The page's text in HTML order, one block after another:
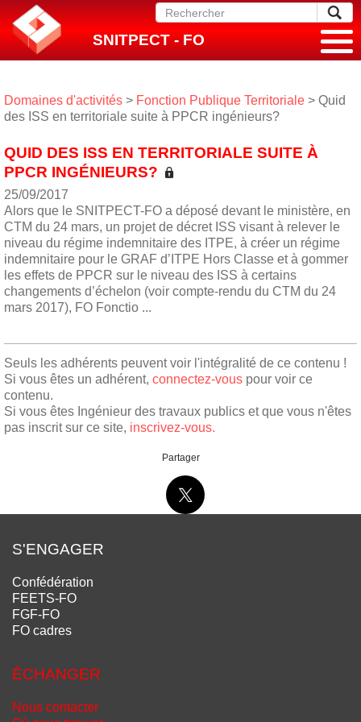
SNITPECT - FO
Domaines d'activités > Fonction Publique Territoriale > Quid
des ISS en territoriale suite à PPCR ingénieurs?
QUID DES ISS EN TERRITORIALE SUITE À
PPCR INGÉNIEURS?
25/09/2017
Alors que le SNITPECT-FO a déposé devant le ministère, en
CTM du 24 mars, un projet de décret ISS visant à relever le
niveau du régime indemnitaire des ITPE, à créer un régime
indemnitaire pour le GRAF d’ITPE Hors Classe et à gommer
les effets de PPCR sur le niveau des ISS à certains
changements d’échelon (voir compte-rendu du CTM du 24
mars 2017), FO Fonctio ...
Seuls les adhérents peuvent voir l'intégralité de ce contenu !
Si vous êtes un adhérent, connectez-vous pour voir ce
contenu.
Si vous êtes Ingénieur des travaux publics et que vous n'êtes
pas inscrit sur ce site, inscrivez-vous.
Partager
S'ENGAGER
Confédération
FEETS-FO
FGF-FO
FO cadres
ÉCHANGER
Nous contacter